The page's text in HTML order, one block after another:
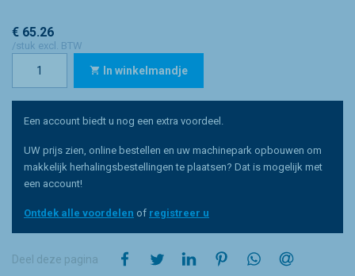
€ 65.26
/stuk excl. BTW
In winkelmandje
Een account biedt u nog een extra voordeel.
UW prijs zien, online bestellen en uw machinepark opbouwen om
makkelijk herhalingsbestellingen te plaatsen? Dat is mogelijk met
een account!
Ontdek alle voordelen of registreer u
Deel deze pagina op Facebookop Twitterop LinkedInop Pinterestop WhatsApp